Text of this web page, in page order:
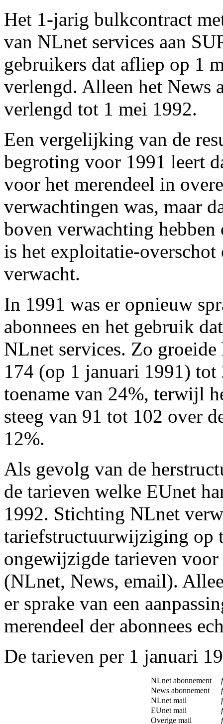
Het 1-jarig bulkcontract
van NLnet services aan
gebruikers dat afliep op 1
verlengd. Alleen het News
verlengd tot 1 mei 1992.
Een vergelijking van de
begroting voor 1991 leert
voor het merendeel in
verwachtingen was, maar
boven verwachting
is het exploitatie-
verwacht.
In 1991 was er opnieuw
abonnees en het gebruik
NLnet services. Zo groeide
174 (op 1 januari 1991)
toename van 24%, terwijl
steeg van 91 tot 102 over
12%.
Als gevolg van de
de tarieven welke EUnet
1992. Stichting NLnet
tariefstructuurwijziging op
ongewijzigde tarieven
(NLnet, News, email).
er sprake van een
merendeel der abonnees
De tarieven per 1 januari
NLnet abonnement
f
News abonnement
f
NLnet mail
f
EUnet mail
f
Overige mail
f